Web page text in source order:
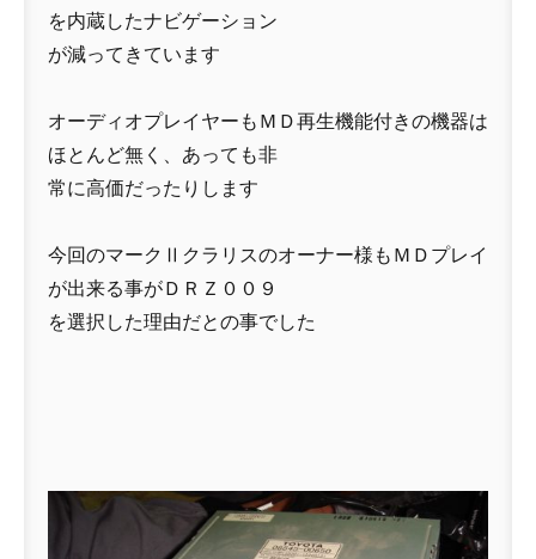
を内蔵したナビゲーション
が減ってきています
オーディオプレイヤーもＭＤ再生機能付きの機器は
ほとんど無く、あっても非
常に高価だったりします
今回のマークⅡクラリスのオーナー様もＭＤプレイ
が出来る事がＤＲＺ００９
を選択した理由だとの事でした